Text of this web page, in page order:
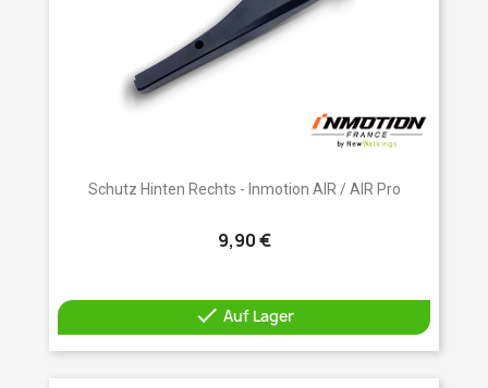
Schutz Hinten Rechts - Inmotion AIR / AIR Pro
9,90 €
 Auf Lager